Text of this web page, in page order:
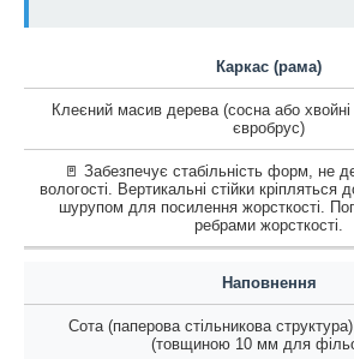
Каркас (рама)
Клеєний масив дерева (сосна або
євробрус)
🚪 Забезпечує стабільність форм, не
вологості. Вертикальні стійки кріпляться
шурупом для посилення жорсткості.
ребрами жорсткості.
Наповнення
Сота (паперова стільникова
(товщиною 10 мм для